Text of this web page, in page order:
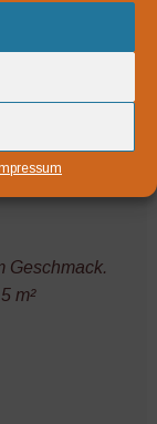
Geschmack.
m²